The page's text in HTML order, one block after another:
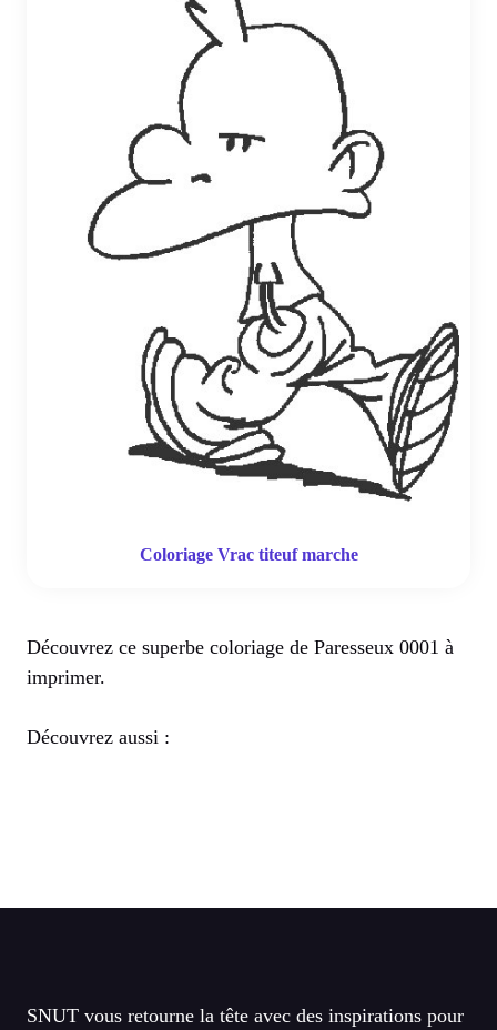
Coloriage Vrac titeuf marche
Découvrez ce superbe coloriage de Paresseux 0001 à
imprimer.
Découvrez aussi :
SNUT vous retourne la tête avec des inspirations pour